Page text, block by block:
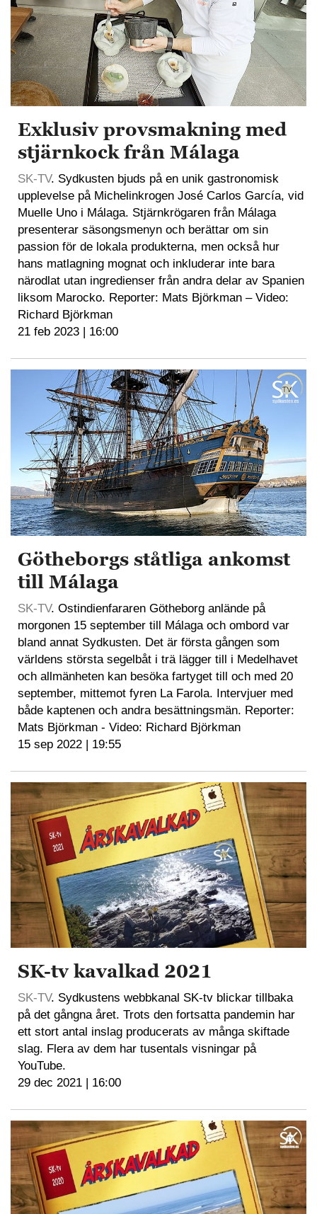
Exklusiv provsmakning med
stjärnkock från Málaga
SK-TV. Sydkusten bjuds på en unik gastronomisk
upplevelse på Michelinkrogen José Carlos García, vid
Muelle Uno i Málaga. Stjärnkrögaren från Málaga
presenterar säsongsmenyn och berättar om sin
passion för de lokala produkterna, men också hur
hans matlagning mognat och inkluderar inte bara
närodlat utan ingredienser från andra delar av Spanien
liksom Marocko. Reporter: Mats Björkman – Video:
Richard Björkman
21 feb 2023 | 16:00
Götheborgs ståtliga ankomst
till Málaga
SK-TV. Ostindienfararen Götheborg anlände på
morgonen 15 september till Málaga och ombord var
bland annat Sydkusten. Det är första gången som
världens största segelbåt i trä lägger till i Medelhavet
och allmänheten kan besöka fartyget till och med 20
september, mittemot fyren La Farola. Intervjuer med
både kaptenen och andra besättningsmän. Reporter:
Mats Björkman - Video: Richard Björkman
15 sep 2022 | 19:55
SK-tv kavalkad 2021
SK-TV. Sydkustens webbkanal SK-tv blickar tillbaka
på det gångna året. Trots den fortsatta pandemin har
ett stort antal inslag producerats av många skiftade
slag. Flera av dem har tusentals visningar på
YouTube.
29 dec 2021 | 16:00